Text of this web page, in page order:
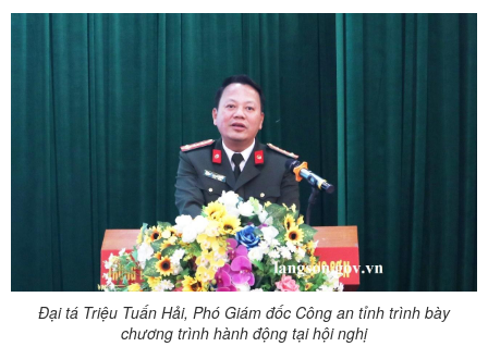
Đại tá Triệu Tuấn Hải, Phó Giám đốc Công an tỉnh trình bày
chương trình hành động tại hội nghị